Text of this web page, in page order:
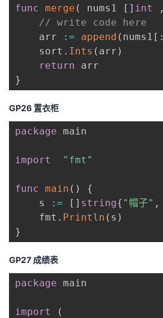
func merge ( nums1 [ ] int ,
// write code here
    arr
:= append ( nums1 [ :
    sort
. Ints ( arr )
return
}
GP26 置衣柜
package main
import "fmt"
func main ( )
{
    s
:= [ ] string{ "帽子" ,
    fmt
. Println ( s )
}
GP27 成绩表
package main
import
(